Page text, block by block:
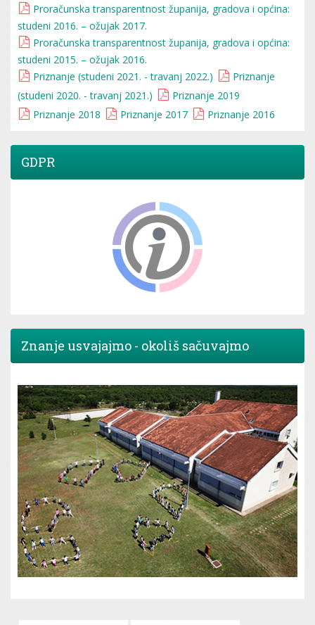
Proračunska transparentnost županija, gradova i općina:
studeni 2016. – ožujak 2017.
Proračunska transparentnost županija, gradova i općina:
studeni 2015. – ožujak 2016.
Priznanje (studeni 2021. - travanj 2022.)
Priznanje
(studeni 2020. - travanj 2021.)
Priznanje 2019
Priznanje 2018
Priznanje 2017 Priznanje 2016
GDPR
Znanje usvajajmo - okoliš sačuvajmo